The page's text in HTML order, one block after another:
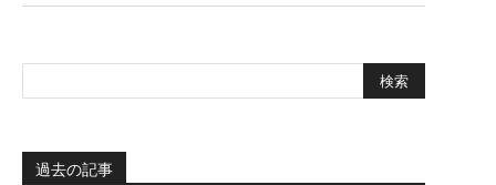
過去の記事